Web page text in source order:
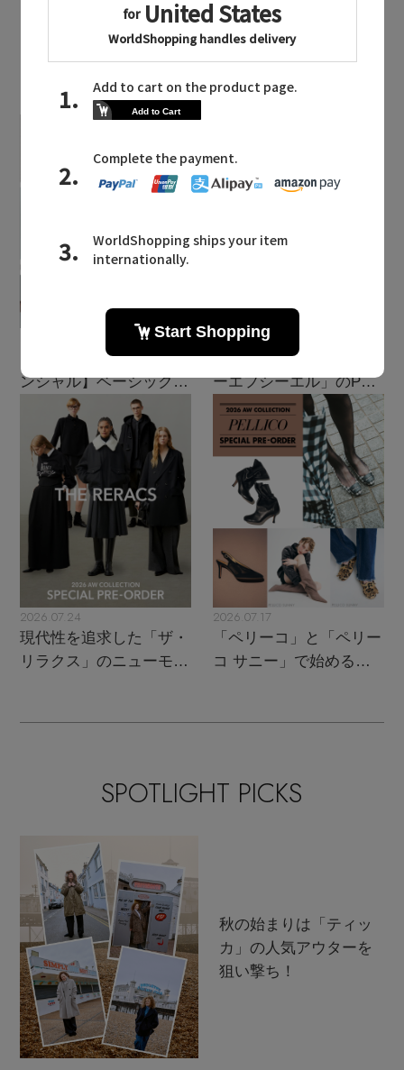
LATEST TOPICS
【エディターズ・エッセ
ンシャル】ベーシックと
トレンドが交差する16の
2026.07.28
主役級ニットが揃う「シ
ーエフシーエル」のPOP
UPがスタート
2026.07.24
現代性を追求した「ザ・
リラクス」のニューモダ
2026.07.17
「ペリーコ」と「ペリー
コ サニー」で始める秋
SPOTLIGHT PICKS
秋の始まりは「ティッ
カ」の人気アウターを
狙い撃ち！